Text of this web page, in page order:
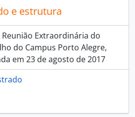
e estrutura
Reunião Extraordinária do
do Campus Porto Alegre,
em 23 de agosto de 2017